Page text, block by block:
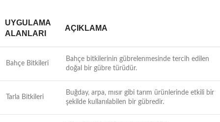
UYGULAMA
ALANLARI
AÇIKLAMA
Bahçe Bitkileri
Bahçe bitkilerinin gübrelenmesinde tercih edilen
doğal bir gübre türüdür.
Tarla Bitkileri
Buğday, arpa, mısır gibi tarım ürünlerinde etkili bir
şekilde kullanılabilen bir gübredir.